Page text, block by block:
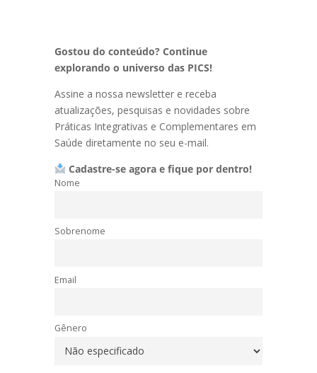
Gostou do conteúdo? Continue
explorando o universo das PICS!
Assine a nossa newsletter e receba
atualizações, pesquisas e novidades sobre
Práticas Integrativas e Complementares em
Saúde diretamente no seu e-mail.
Cadastre-se agora e fique por dentro!
Nome
Sobrenome
Email
Gênero